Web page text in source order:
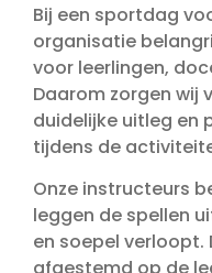
Bij een sportdag
organisatie
voor leerlingen,
Daarom zorgen wij
duidelijke uitleg en
tijdens de
Onze instructeurs
leggen de spellen
en soepel